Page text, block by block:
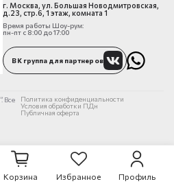
г. Москва, ул. Большая Новодмитровская,
д.23, стр.6, 1 этаж, комната 1
Время работы Шоу-рум:
пн-пт с 8:00 до 17:00
ВК группа для партнеров
Все
Политика конфиденциальности
Условия обработки ПДн
Публичная оферта
Корзина Избранное Профиль